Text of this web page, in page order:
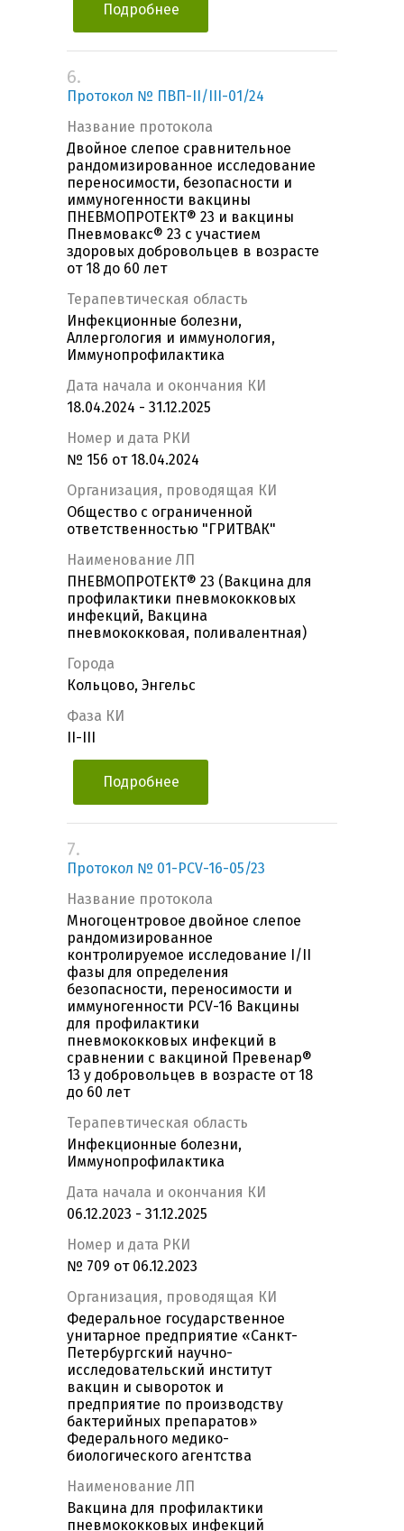
Подробнее
6.
Протокол № ПВП-II/III-01/24
Название протокола
Двойное слепое сравнительное
рандомизированное исследование
переносимости, безопасности и
иммуногенности вакцины
ПНЕВМОПРОТЕКТ® 23 и вакцины
Пневмовакс® 23 с участием
здоровых добровольцев в возрасте
от 18 до 60 лет
Терапевтическая область
Инфекционные болезни,
Аллергология и иммунология,
Иммунопрофилактика
Дата начала и окончания КИ
18.04.2024 - 31.12.2025
Номер и дата РКИ
№ 156 от 18.04.2024
Организация, проводящая КИ
Общество с ограниченной
ответственностью "ГРИТВАК"
Наименование ЛП
ПНЕВМОПРОТЕКТ® 23 (Вакцина для
профилактики пневмококковых
инфекций, Вакцина
пневмококковая, поливалентная)
Города
Кольцово, Энгельс
Фаза КИ
II-III
Подробнее
7.
Протокол № 01-PCV-16-05/23
Название протокола
Многоцентровое двойное слепое
рандомизированное
контролируемое исследование I/II
фазы для определения
безопасности, переносимости и
иммуногенности PCV-16 Вакцины
для профилактики
пневмококковых инфекций в
сравнении с вакциной Превенар®
13 у добровольцев в возрасте от 18
до 60 лет
Терапевтическая область
Инфекционные болезни,
Иммунопрофилактика
Дата начала и окончания КИ
06.12.2023 - 31.12.2025
Номер и дата РКИ
№ 709 от 06.12.2023
Организация, проводящая КИ
Федеральное государственное
унитарное предприятие «Санкт-
Петербургский научно-
исследовательский институт
вакцин и сывороток и
предприятие по производству
бактерийных препаратов»
Федерального медико-
биологического агентства
Наименование ЛП
Вакцина для профилактики
пневмококковых инфекций